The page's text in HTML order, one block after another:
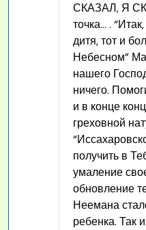
СКАЗАЛ, Я
точка… .
дитя, тот и
Небесном”
нашего
ничего.
и в конце
греховной
получить в
умаление
обновление
Неемана
ребенка. Так